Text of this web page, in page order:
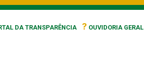
DA TRANSPARÊNCIA ? OUVIDORIA GERAL